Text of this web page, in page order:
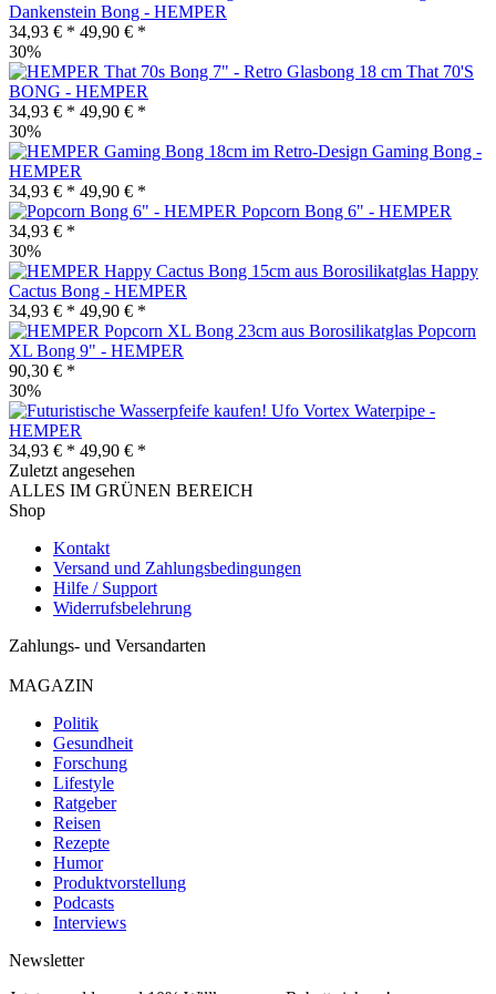
Dankenstein Bong - HEMPER
34,93 € * 49,90 € *
30%
That 70'S
BONG - HEMPER
34,93 € * 49,90 € *
30%
Gaming Bong -
HEMPER
34,93 € * 49,90 € *
Popcorn Bong 6" - HEMPER
34,93 € *
30%
Happy
Cactus Bong - HEMPER
34,93 € * 49,90 € *
Popcorn
XL Bong 9" - HEMPER
90,30 € *
30%
Ufo Vortex Waterpipe -
HEMPER
34,93 € * 49,90 € *
Zuletzt angesehen
ALLES IM GRÜNEN BEREICH
Shop
Kontakt
Versand und Zahlungsbedingungen
Hilfe / Support
Widerrufsbelehrung
Zahlungs- und Versandarten
MAGAZIN
Politik
Gesundheit
Forschung
Lifestyle
Ratgeber
Reisen
Rezepte
Humor
Produktvorstellung
Podcasts
Interviews
Newsletter